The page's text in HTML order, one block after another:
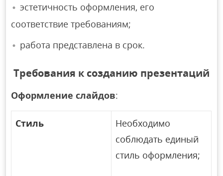
эстетичность оформления, его
соответствие требованиям;
работа представлена в срок.
Требования к созданию презентаций
Оформление слайдов:
Стиль
Необходимо
соблюдать единый
стиль оформления;